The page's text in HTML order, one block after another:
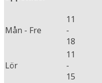
Mån - Fre
11
-
18
Lör
11
-
15